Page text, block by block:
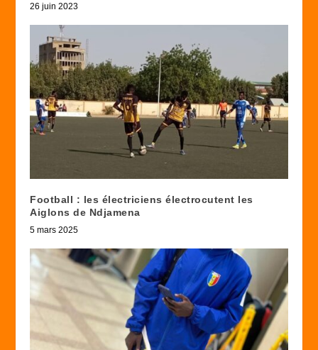
26 juin 2023
Football : les électriciens électrocutent les
Aiglons de Ndjamena
5 mars 2025